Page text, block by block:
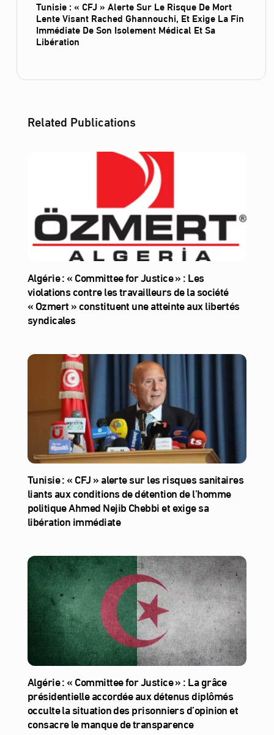
Tunisie : « CFJ » Alerte Sur Le Risque De Mort
Lente Visant Rached Ghannouchi, Et Exige La Fin
Immédiate De Son Isolement Médical Et Sa
Libération
Related Publications
Algérie : « Committee for Justice » : Les
violations contre les travailleurs de la société
« Ozmert » constituent une atteinte aux libertés
syndicales
Tunisie : « CFJ » alerte sur les risques sanitaires
liants aux conditions de détention de l’homme
politique Ahmed Nejib Chebbi et exige sa
libération immédiate
Algérie : « Committee for Justice » : La grâce
présidentielle accordée aux détenus diplômés
occulte la situation des prisonniers d’opinion et
consacre le manque de transparence